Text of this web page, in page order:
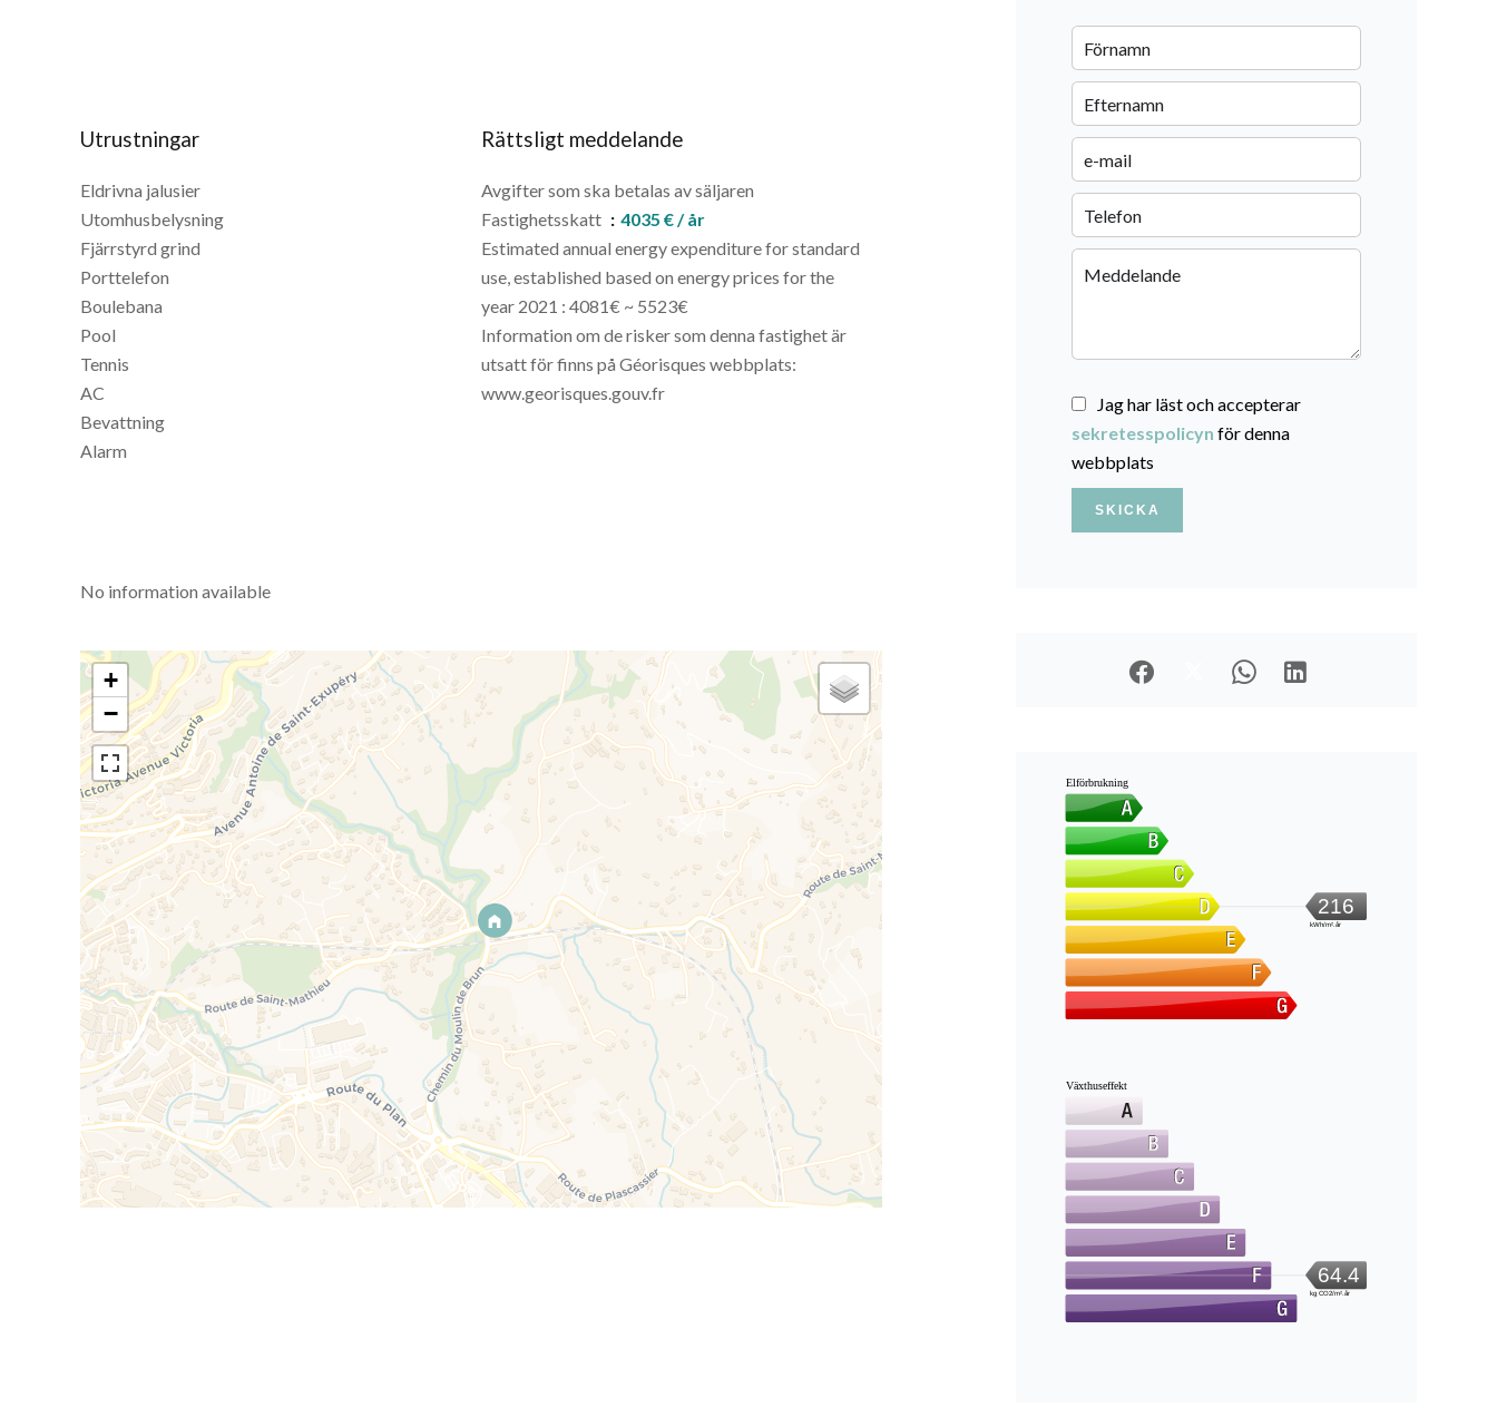
Utrustningar
Eldrivna jalusier
Utomhusbelysning
Fjärrstyrd grind
Porttelefon
Boulebana
Pool
Tennis
AC
Bevattning
Alarm
Rättsligt meddelande
Avgifter som ska betalas av säljaren
Fastighetsskatt
4035 € / år
Estimated annual energy expenditure for standard
use, established based on energy prices for the
year 2021 : 4081€ ~ 5523€
Information om de risker som denna fastighet är
utsatt för finns på Géorisques webbplats:
www.georisques.gouv.fr
No information available
+
−
Jag har läst och accepterar
sekretesspolicyn för denna
webbplats
SKICKA
Elförbrukning
216
kWh/m².år
Växthuseffekt
64.4
kg CO2/m².år